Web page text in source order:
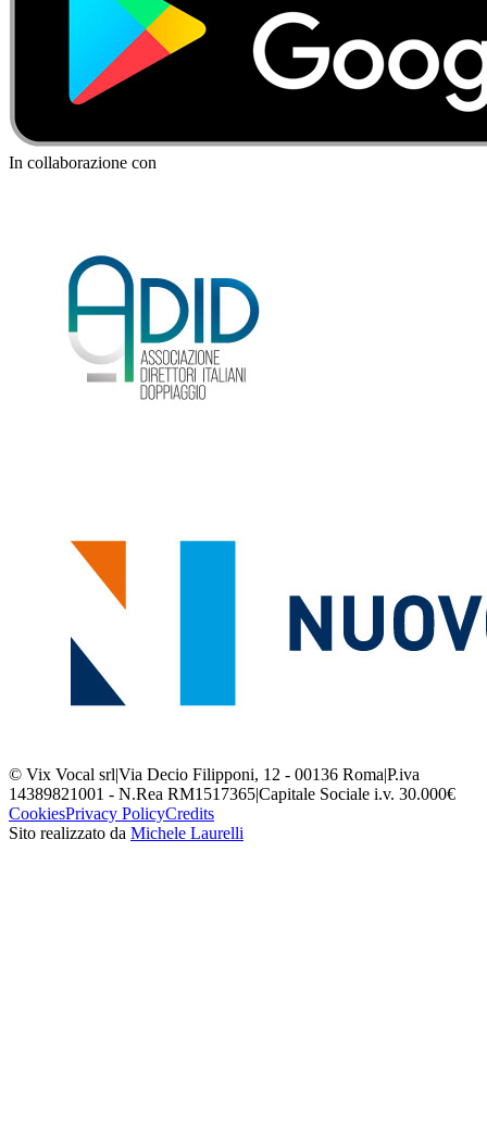
In collaborazione con
© Vix Vocal srl|Via Decio Filipponi, 12 - 00136 Roma|P.iva
14389821001 - N.Rea RM1517365|Capitale Sociale i.v. 30.000€
CookiesPrivacy PolicyCredits
Sito realizzato da Michele Laurelli